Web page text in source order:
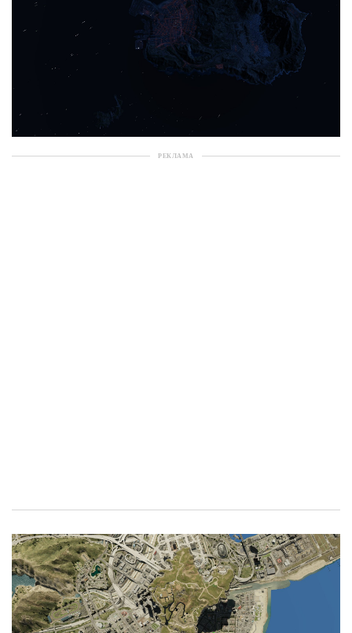
РЕКЛАМА